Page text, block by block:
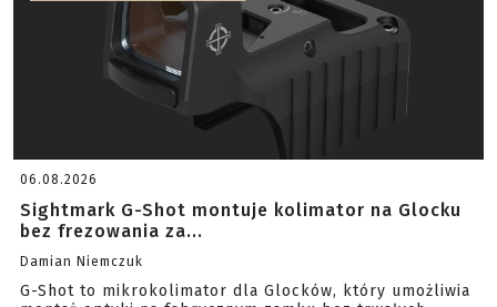
06.08.2026
Sightmark G-Shot montuje kolimator na Glocku
bez frezowania za...
Damian Niemczuk
G-Shot to mikrokolimator dla Glocków, który umożliwia